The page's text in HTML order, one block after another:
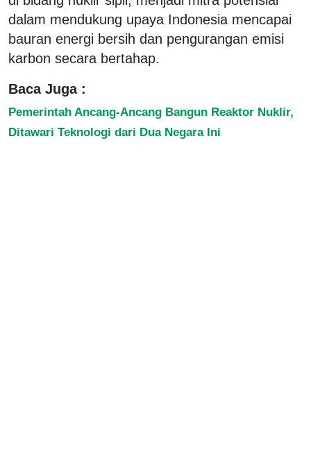
dalam mendukung upaya Indonesia mencapai
bauran energi bersih dan pengurangan emisi
karbon secara bertahap.
Baca Juga :
Pemerintah Ancang-Ancang Bangun Reaktor Nuklir,
Ditawari Teknologi dari Dua Negara Ini